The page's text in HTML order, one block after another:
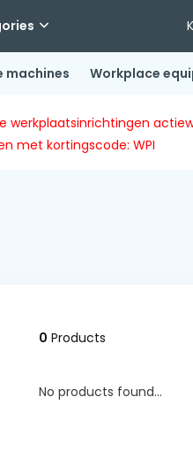
machines Workplace
werkplaatsinrichtingen
met kortingscode: WPI
0 Products
No products found...